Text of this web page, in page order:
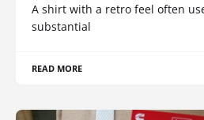
A shirt with a retro feel often
substantial
READ MORE